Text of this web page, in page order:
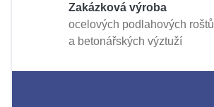
Zakázková výroba
ocelových podlahových roštů
a betonářských výztuží